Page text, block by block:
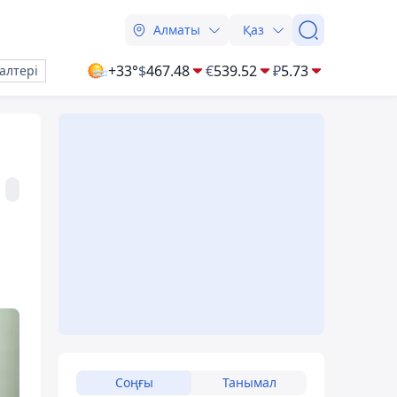
Алматы Қаз
+33°$467.48 €539.52 ₽5.73
Соңғы Танымал